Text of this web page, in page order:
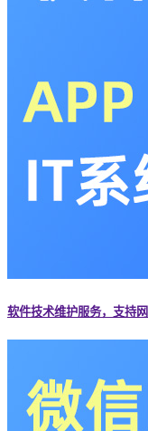
软件技术维护服务，支持